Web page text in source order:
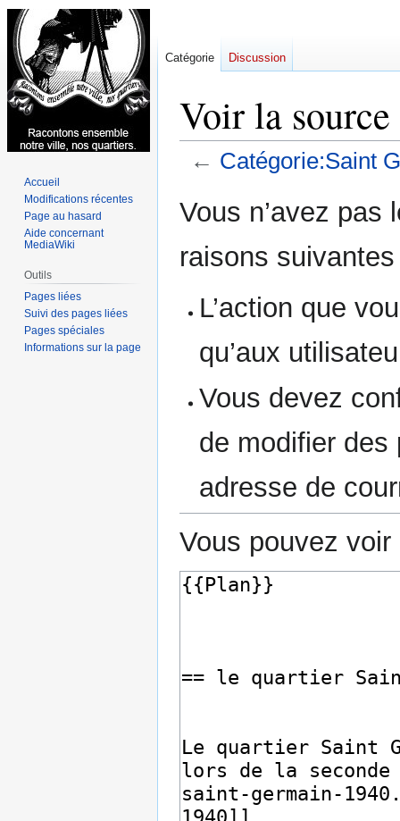
Voir la
← Catégorie:Saint
à
navigation
à
recherche
Vous n’avez pas
raisons suivantes
L’action que
qu’aux
Vous devez
de modifier des
adresse de
Vous pouvez
Catégorie Discussion
Accueil
Modifications récentes
Page au hasard
Aide concernant
MediaWiki
Outils
Pages liées
Suivi des pages liées
Pages spéciales
Informations sur la page